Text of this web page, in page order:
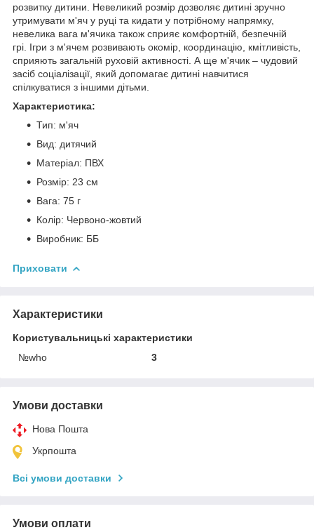
розвитку дитини. Невеликий розмір дозволяє дитині зручно
утримувати м'яч у руці та кидати у потрібному напрямку,
невелика вага м'ячика також сприяє комфортній, безпечній
грі. Ігри з м'ячем розвивають окомір, координацію, кмітливість,
сприяють загальній руховій активності. А ще м'ячик – чудовий
засіб соціалізації, який допомагає дитині навчитися
спілкуватися з іншими дітьми.
Характеристика:
Тип: м'яч
Вид: дитячий
Матеріал: ПВХ
Розмір: 23 см
Вага: 75 г
Колір: Червоно-жовтий
Виробник: ББ
Приховати
Характеристики
Користувальницькі характеристики
№who
3
Умови доставки
Нова Пошта
Укрпошта
Всі умови доставки
Умови оплати